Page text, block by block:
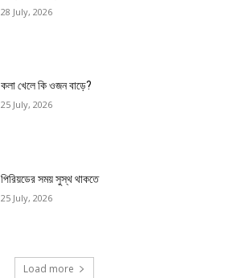
28 July, 2026
কলা খেলে কি ওজন বাড়ে?
25 July, 2026
পিরিয়ডের সময় সুস্থ থাকতে
25 July, 2026
Load more